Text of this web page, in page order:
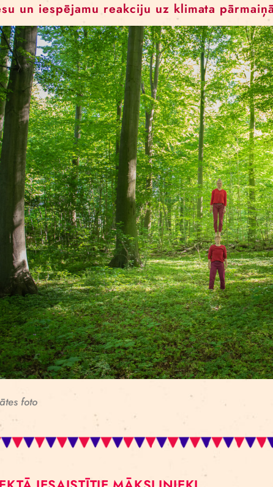
Projekta mērķis ir Latvijas reģionos
un vides ekspertiem, lai sadarbojoties
procesu un iespējamu reakciju uz